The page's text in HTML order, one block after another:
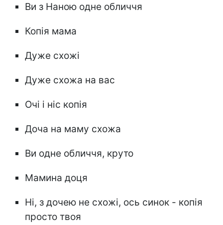
Ви з Наною одне обличчя
Копія мама
Дуже схожі
Дуже схожа на вас
Очі і ніс копія
Доча на маму схожа
Ви одне обличчя, круто
Мамина доця
Ні, з дочею не схожі, ось синок - копія
просто твоя